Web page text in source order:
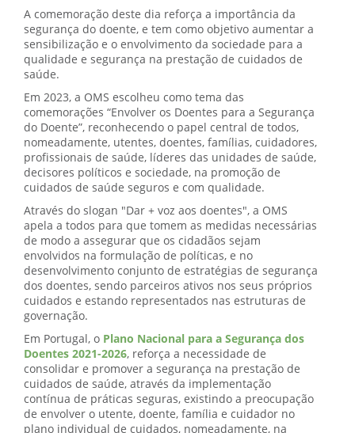
A comemoração deste dia reforça a importância da
segurança do doente, e tem como objetivo aumentar a
sensibilização e o envolvimento da sociedade para a
qualidade e segurança na prestação de cuidados de
saúde.
Em 2023, a OMS escolheu como tema das
comemorações “Envolver os Doentes para a Segurança
do Doente”, reconhecendo o papel central de todos,
nomeadamente, utentes, doentes, famílias, cuidadores,
profissionais de saúde, líderes das unidades de saúde,
decisores políticos e sociedade, na promoção de
cuidados de saúde seguros e com qualidade.
Através do slogan "Dar + voz aos doentes", a OMS
apela a todos para que tomem as medidas necessárias
de modo a assegurar que os cidadãos sejam
envolvidos na formulação de políticas, e no
desenvolvimento conjunto de estratégias de segurança
dos doentes, sendo parceiros ativos nos seus próprios
cuidados e estando representados nas estruturas de
governação.
Em Portugal, o Plano Nacional para a Segurança dos
Doentes 2021-2026, reforça a necessidade de
consolidar e promover a segurança na prestação de
cuidados de saúde, através da implementação
contínua de práticas seguras, existindo a preocupação
de envolver o utente, doente, família e cuidador no
plano individual de cuidados, nomeadamente, na